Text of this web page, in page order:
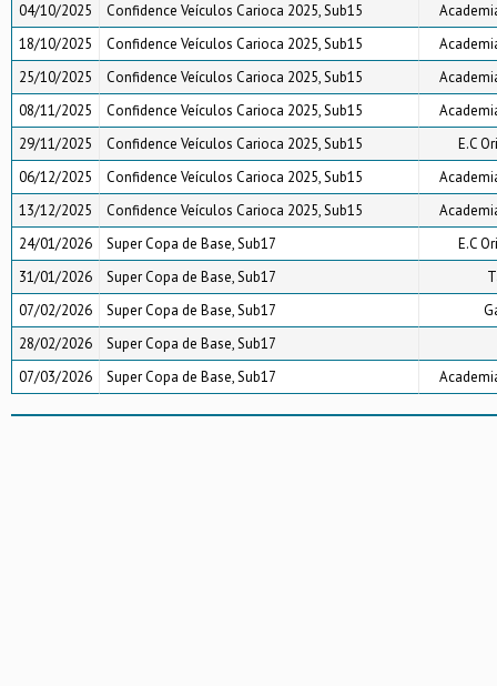
04/10/2025
Confidence Veículos Carioca 2025, Sub15
18/10/2025
Confidence Veículos Carioca 2025, Sub15
25/10/2025
Confidence Veículos Carioca 2025, Sub15
08/11/2025
Confidence Veículos Carioca 2025, Sub15
29/11/2025
Confidence Veículos Carioca 2025, Sub15
E.C
06/12/2025
Confidence Veículos Carioca 2025, Sub15
13/12/2025
Confidence Veículos Carioca 2025, Sub15
24/01/2026
Super Copa de Base, Sub17
E.C
31/01/2026
Super Copa de Base, Sub17
07/02/2026
Super Copa de Base, Sub17
28/02/2026
Super Copa de Base, Sub17
07/03/2026
Super Copa de Base, Sub17